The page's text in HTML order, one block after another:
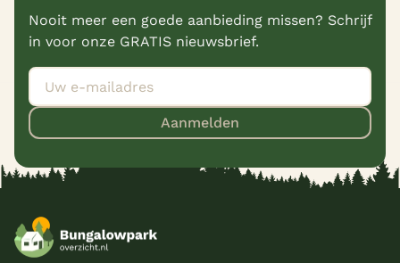
Nooit meer een goede aanbieding missen? Schrijf
in voor onze GRATIS nieuwsbrief.
Aanmelden